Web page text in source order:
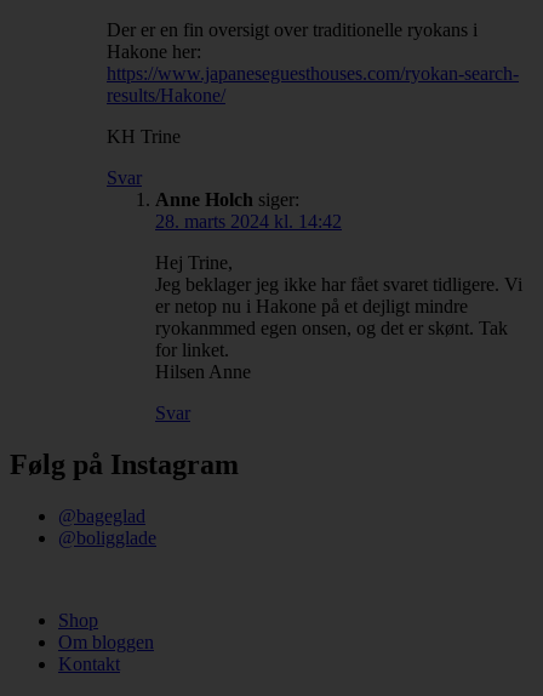
Der er en fin oversigt over traditionelle ryokans i
Hakone her:
https://www.japaneseguesthouses.com/ryokan-search-
results/Hakone/
KH Trine
Svar
Anne Holch siger:
28. marts 2024 kl. 14:42
Hej Trine,
Jeg beklager jeg ikke har fået svaret tidligere. Vi
er netop nu i Hakone på et dejligt mindre
ryokanmmed egen onsen, og det er skønt. Tak
for linket.
Hilsen Anne
Svar
Følg på Instagram
@bageglad
@boligglade
Shop
Om bloggen
Kontakt